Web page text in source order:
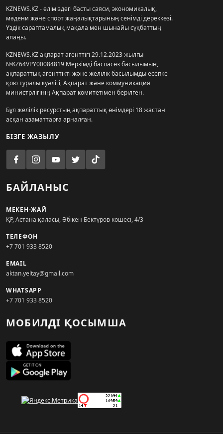
KZNEWS.KZ - еліміздегі басты саяси, экономикалық,
мәдени және спорт жаңалықтарының сенімді дереккөзі.
Үздік сараптамалық мақала мен шынайы сұқбаттың
алаңы.
KZNEWS.KZ ақпарат агенттігі 29.12.2023 жылғы
№KZ64VPY00084819 Мерзімді баспасөз басылымын,
ақпараттық агенттікті және желілік басылымды есепке
қою туралы куәлігі, Ақпарат және коммуникация
министрлігінің Ақпарат комитетімен берілген.
Бұл желілік ресурстың ақпараттық өнімдері 18 жастан
асқан азаматтарға арналған.
БІЗГЕ ЖАЗЫЛУ
БАЙЛАНЫС
МЕКЕН-ЖАЙ
ҚР, Астана қаласы, Әбікен Бектұров көшесі, 4/3
ТЕЛЕФОН
+7 701 933 8520
EMAIL
aktan.yeltay@gmail.com
WHATSAPP
+7 701 933 8520
МОБИЛДІ ҚОСЫМША